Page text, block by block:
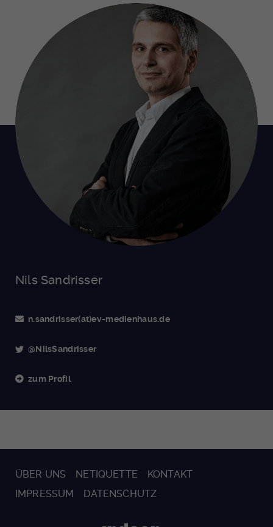
Nils Sandrisser
n.sandrisser(at)ev-medienhaus.de
@NilsSandrisser
zum Profil
ÜBER UNS NETIQUETTE
KONTAKT
IMPRESSUM
DATENSCHUTZ
Laufzeit
Bei Ausahl nur essentieller Cookies wird
dieser Cookie am Ende der Sitzung
gelöscht. Ansonsten 1 Monat.
Dient zur Speicherung der Cookie Opt-In
Einstellungen. Eine optionale Nummer
nach dem Namen gibt lediglich eine
Versionsnummer an.